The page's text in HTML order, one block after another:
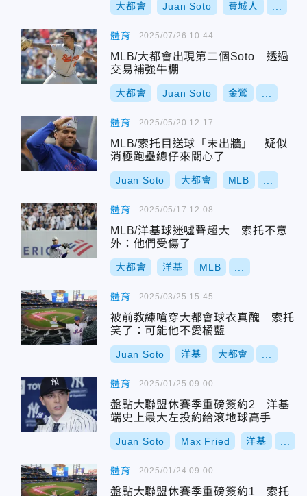
大都會 Juan Soto 費城人
體育
MLB/大都會出現第二個Soto 透過
交易補強牛棚
大都會 Juan Soto 金鶯
2025/07/26 10:44
體育
MLB/索托目送球「未出牆」 疑似
消極跑壘總仔來關心了
Juan Soto 大都會 MLB
2025/05/20 12:17
體育
MLB/洋基球迷噓聲超大 索托不意
外：他們受傷了
大都會 洋基 MLB
2025/05/17 12:08
體育
被前教練嗆穿大都會球衣真醜 索托
笑了：可能他不愛橘藍
Juan Soto 洋基 大都會
2025/03/25 15:45
體育
盤點大聯盟休賽季重磅簽約2 洋基
端史上最大左投約給滾地球高手
Juan Soto Max Fried 洋基
2025/01/25 09:00
體育
盤點大聯盟休賽季重磅簽約1 索托
2025/01/24 09:00